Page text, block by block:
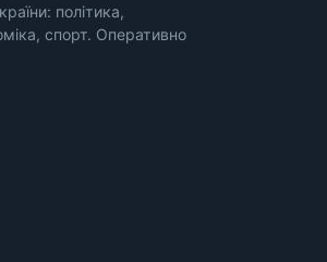
політика,
спорт. Оперативно